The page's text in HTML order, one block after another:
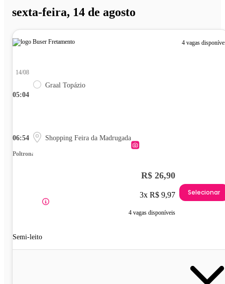
sexta-feira, 14 de agosto
4 vagas
05:04
14/08
Graal Topázio
06:54 Shopping Feira da Madrugada
Poltrona
Semi-leito
R$ 26,90
3x R$ 9,97
4 vagas disponíveis
Selecionar